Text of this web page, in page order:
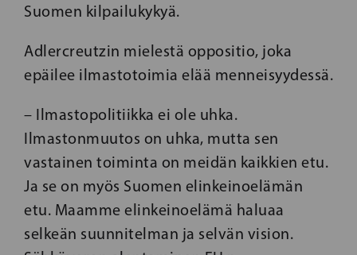
Suomen kilpailukykyä.
Adlercreutzin mielestä oppositio, joka
epäilee ilmastotoimia elää menneisyydessä.
– Ilmastopolitiikka ei ole uhka.
Ilmastonmuutos on uhka, mutta sen
vastainen toiminta on meidän kaikkien etu.
Ja se on myös Suomen elinkeinoelämän
etu. Maamme elinkeinoelämä haluaa
selkeän suunnitelman ja selvän vision.